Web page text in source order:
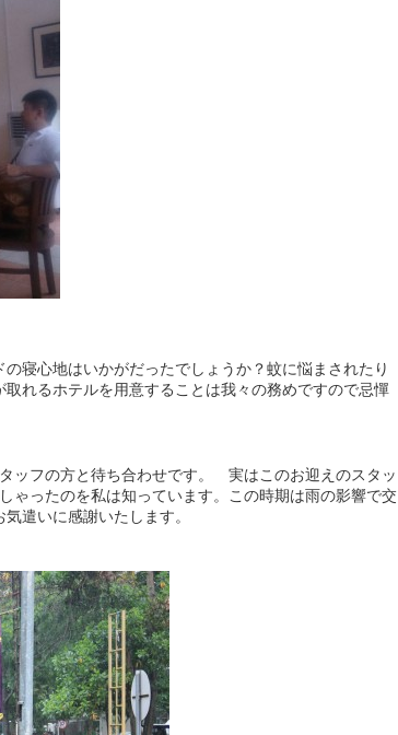
寝心地はいかがだったでしょうか？蚊に悩まされたり
れるホテルを用意することは我々の務めですので忌憚
ッフの方と待ち合わせです。 実はこのお迎えのスタッ
ゃったのを私は知っています。この時期は雨の影響で交
遣いに感謝いたします。